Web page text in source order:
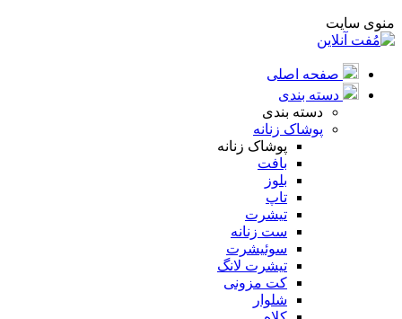
منوی سایت
صفحه اصلی
دسته بندی
دسته بندی
پوشاک زنانه
پوشاک زنانه
بافت
بلوز
تاپ
تیشرت
ست زنانه
سوئیشرت
تیشرت لانگ
کت مزونی
شلوار